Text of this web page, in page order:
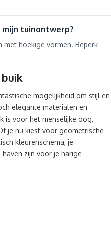
tuinontwerp?
met hoekige vormen. Beperk
mogelijkheid om stijl en
elegante materialen en
is voor het menselijke oog,
je nu kiest voor geometrische
kleurenschema, je
zijn voor je harige